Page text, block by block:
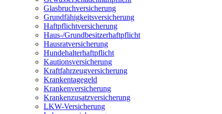
Glasbruchversicherung
Grundfähigkeitsversicherung
Haftpflichtversicherung
Haus-/Grundbesitzerhaftpflicht
Hausratversicherung
Hundehalterhaftpflicht
Kautionsversicherung
Kraftfahrzeugversicherung
Krankentagegeld
Krankenversicherung
Krankenzusatzversicherung
LKW-Versicherung